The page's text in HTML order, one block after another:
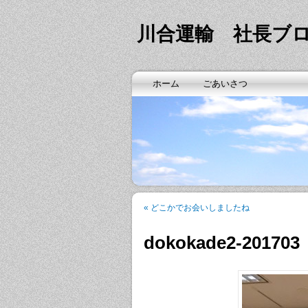
川合運輸 社長ブ
ホーム ごあいさつ
« どこかでお会いしましたね
dokokade2-201703